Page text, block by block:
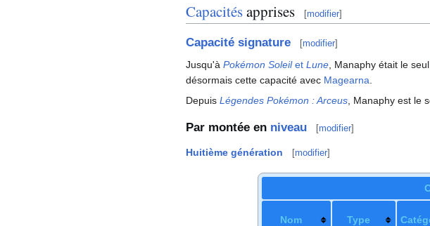
Capacitésapprises [modifier]
Capacité signature [modifier]
Jusqu'à Pokémon Soleilet Lune , Manaphy était le seul
désormais cette capacité avec Magearna
Depuis Légendes Pokémon : Arceus , Manaphy est le
Par montée en niveau [modifier]
Huitième génération [modifier]
Nom Type